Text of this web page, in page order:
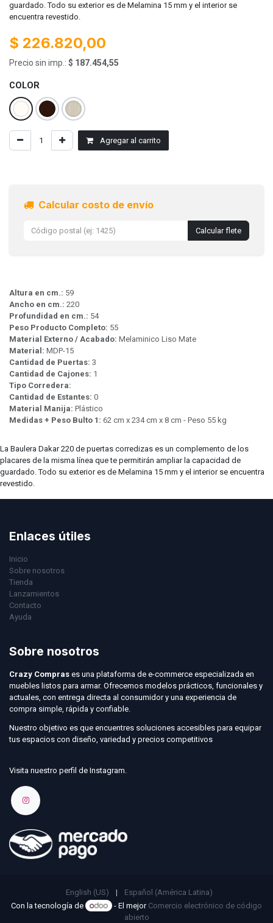
guardado. Todo su exterior es de Melamina 15 mm y el interior se
encuentra revestido.
$ 226.820,00
Precio sin imp.: $ 187.454,55
COLOR
Agregar al carrito
Calcular costo de envío
Calcular flete
Altura en cm.: 59
Ancho en cm.: 220
Profundidad en cm.: 54
Peso Producto Completo: 55
Material Externo / Acabado: Melaminico Liso Mate
Material: MDP-15
Cantidad de Puertas: 3
Cantidad de Cajones: 1
Tipo Corredera:
Cantidad de Estantes: 0
Material Manija: Plástico
Medidas + Peso Bulto 1: 62 cm x 234 cm x 8 cm - Peso 55 kg
La Baulera Dakar 220 de puertas corredizas es un complemento de los
placares de la misma línea que te permitirán ampliar la capacidad de
guardado. Todo su exterior es de Melamina 15 mm y el interior se encuentra
revestido.
Enlaces útiles
Inicio
Sobre nosotros
Tienda
Lanzamientos
Contacto
Ayuda
Sobre nosotros
Crazy Compras es una plataforma de e-commerce especializada en
muebles listos para armar. Ofrecemos modelos prácticos, funcionales y
actuales, con entrega directa al consumidor y una experiencia de
compra simple, rápida y confiable.
Nuestro objetivo es que encuentres soluciones accesibles para equipar
tus espacios con diseño, variedad y precios competitivos
Visita nuestro perfil de Instagram.
English (US) |
Español (América Latina)
Con la tecnología de
- El mejor Comercio electrónico de código
abierto